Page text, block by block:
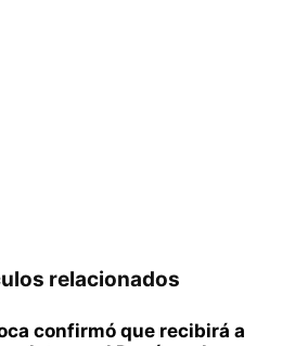
relacionados
confirmó que recibirá a